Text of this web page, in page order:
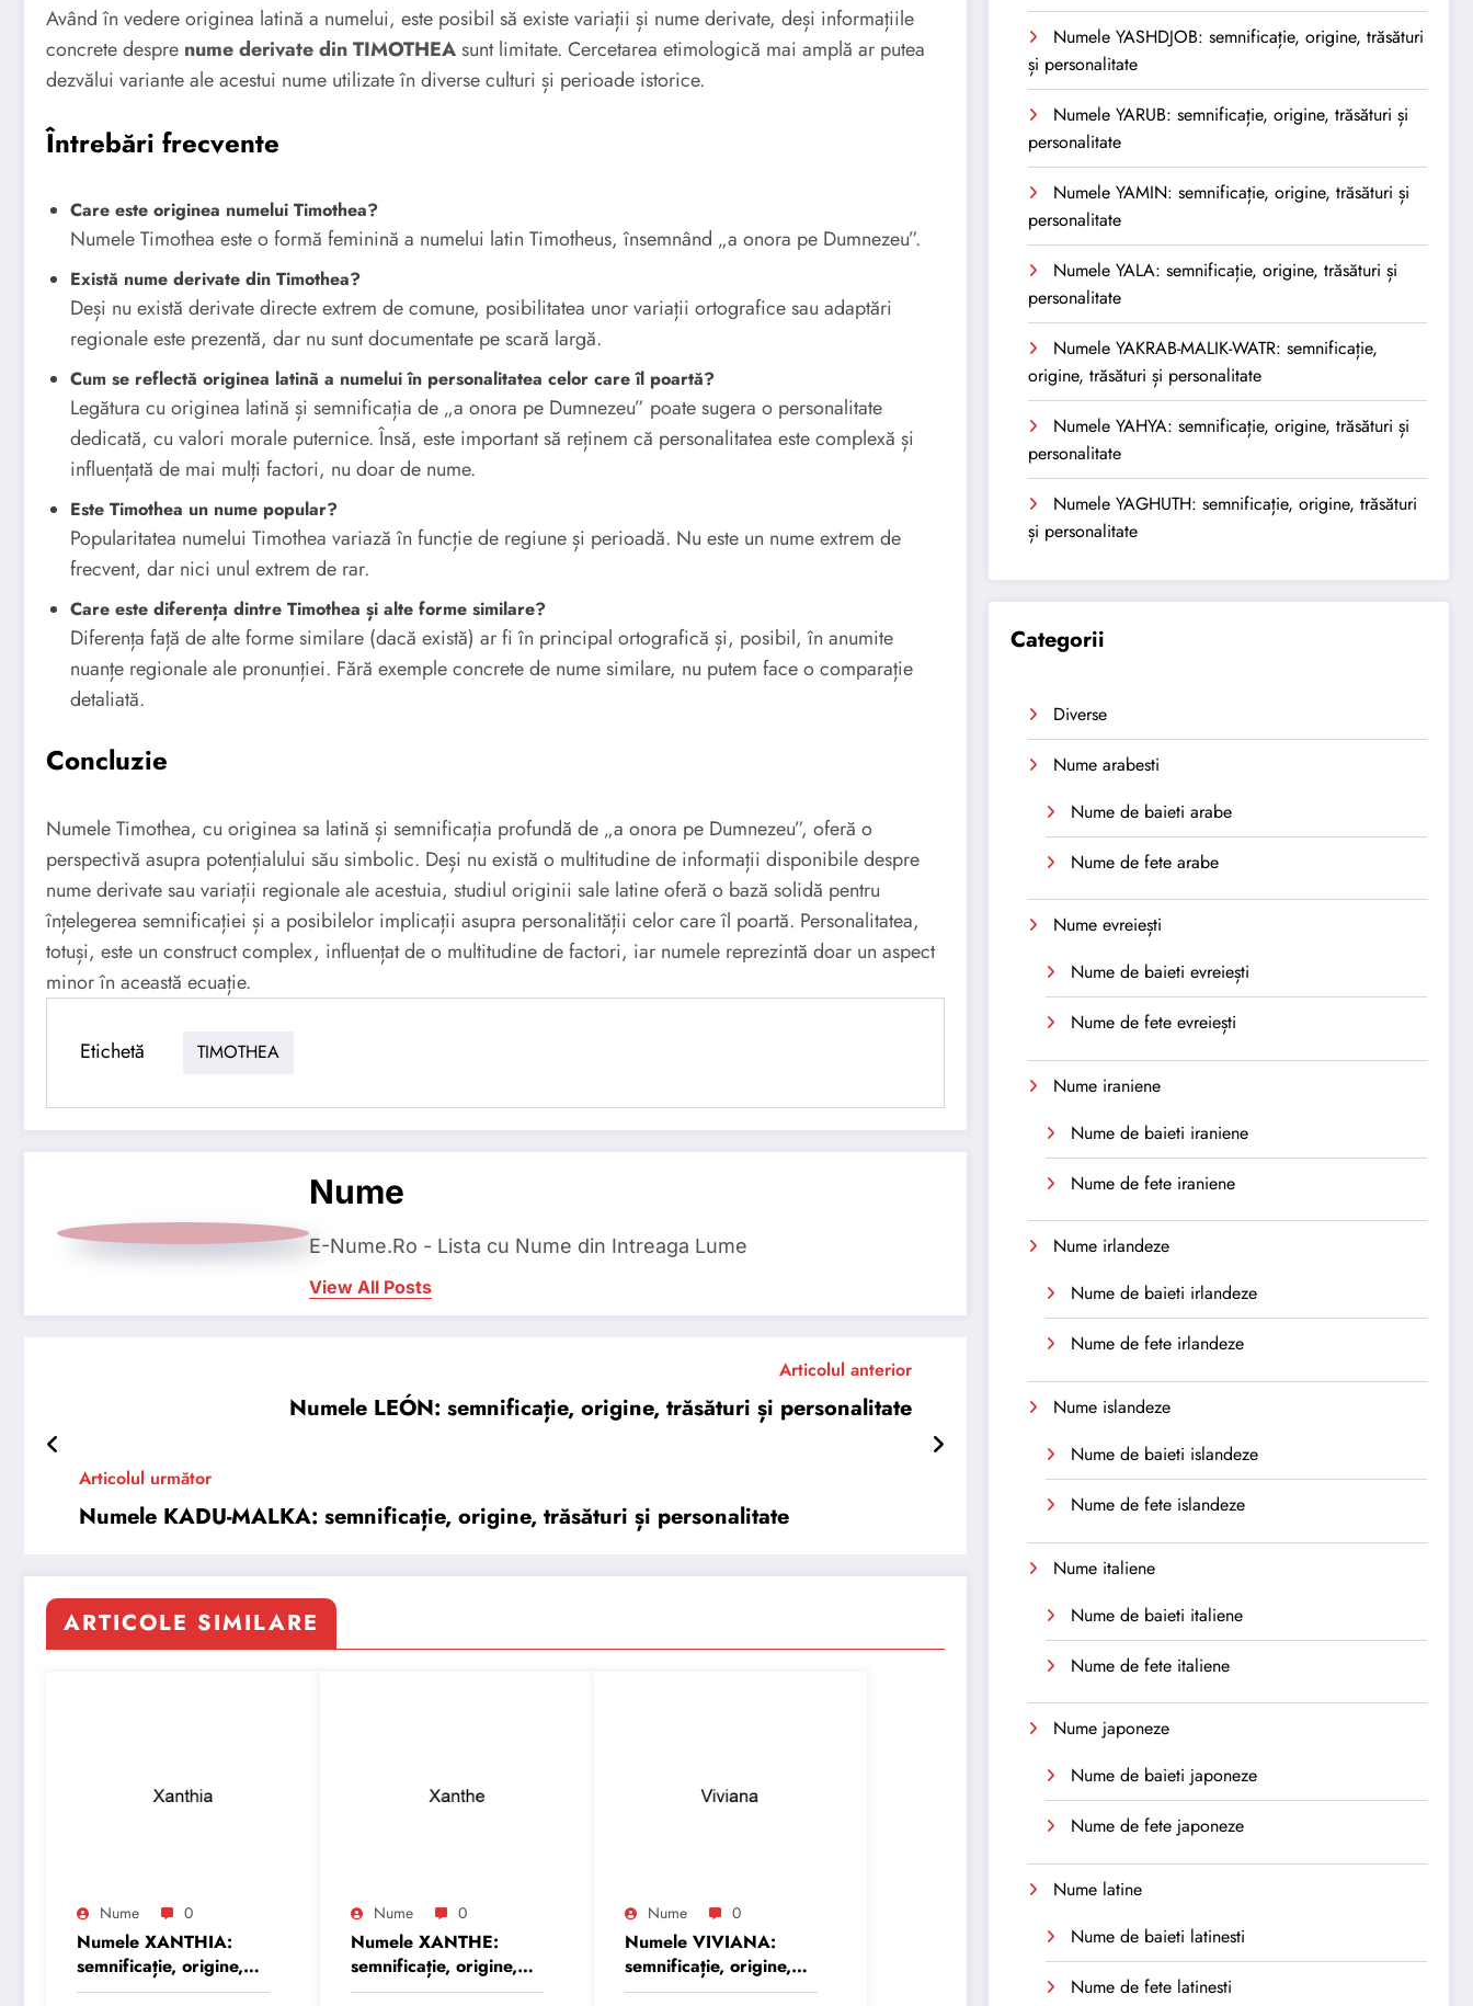
Având în vedere originea latină a numelui, este posibil să existe variații și nume derivate, deși informațiile
concrete despre nume derivate din TIMOTHEAsunt limitate. Cercetarea etimologică mai amplă ar putea
dezvălui variante ale acestui nume utilizate în diverse culturi și perioade istorice.
Întrebări frecvente
Care este originea numelui Timothea?
Numele Timothea este o formă feminină a numelui latin Timotheus, însemnând „a onora pe Dumnezeu”.
Există nume derivate din Timothea?
Deși nu există derivate directe extrem de comune, posibilitatea unor variații ortografice sau adaptări
regionale este prezentă, dar nu sunt documentate pe scară largă.
Cum se reflectă originea latinã a numelui în personalitatea celor care îl poartă?
Legătura cu originea latină și semnificația de „a onora pe Dumnezeu” poate sugera o personalitate
dedicată, cu valori morale puternice. Însă, este important să reținem că personalitatea este complexă și
influențată de mai mulți factori, nu doar de nume.
Este Timothea un nume popular?
Popularitatea numelui Timothea variază în funcție de regiune și perioadă. Nu este un nume extrem de
frecvent, dar nici unul extrem de rar.
Care este diferența dintre Timothea și alte forme similare?
Diferența față de alte forme similare (dacă există) ar fi în principal ortografică și, posibil, în anumite
nuanțe regionale ale pronunției. Fără exemple concrete de nume similare, nu putem face o comparație
detaliată.
Concluzie
Numele Timothea, cu originea sa latină și semnificația profundă de „a onora pe Dumnezeu”, oferă o
perspectivă asupra potențialului său simbolic. Deși nu există o multitudine de informații disponibile despre
nume derivate sau variații regionale ale acestuia, studiul originii sale latine oferă o bază solidă pentru
înțelegerea semnificației și a posibilelor implicații asupra personalității celor care îl poartă. Personalitatea,
totuși, este un construct complex, influențat de o multitudine de factori, iar numele reprezintă doar un aspect
minor în această ecuație.
Etichetă TIMOTHEA
Nume
E-Nume.Ro - Lista cu Nume din Intreaga Lume
View All Posts
Articolul anterior
Numele LEÓN: semnificație, origine, trăsături și personalitate
Articolul următor
Numele KADU-MALKA: semnificație, origine, trăsături și personalitate
ARTICOLE SIMILARE
Nume 0
Numele XANTHIA:
semnificație, origine,
trăsături și
Nume 0
Numele XANTHE:
semnificație, origine,
trăsături și
Nume 0
Numele VIVIANA:
semnificație, origine,
trăsături și
Numele YASHDJOB: semnificație, origine, trăsături
și personalitate
Numele YARUB: semnificație, origine, trăsături și
personalitate
Numele YAMIN: semnificație, origine, trăsături și
personalitate
Numele YALA: semnificație, origine, trăsături și
personalitate
Numele YAKRAB-MALIK-WATR: semnificație,
origine, trăsături și personalitate
Numele YAHYA: semnificație, origine, trăsături și
personalitate
Numele YAGHUTH: semnificație, origine, trăsături
și personalitate
Categorii
Diverse
Nume arabesti
Nume de baieti arabe
Nume de fete arabe
Nume evreiești
Nume de baieti evreiești
Nume de fete evreiești
Nume iraniene
Nume de baieti iraniene
Nume de fete iraniene
Nume irlandeze
Nume de baieti irlandeze
Nume de fete irlandeze
Nume islandeze
Nume de baieti islandeze
Nume de fete islandeze
Nume italiene
Nume de baieti italiene
Nume de fete italiene
Nume japoneze
Nume de baieti japoneze
Nume de fete japoneze
Nume latine
Nume de baieti latinesti
Nume de fete latinesti